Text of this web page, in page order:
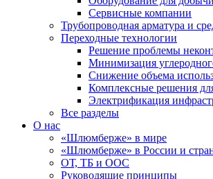
Сервисные компании
Трубопроводная арматура и
Переходные технологии
Решение проблемы
Минимизация
Снижение объема
Комплексные решения
Электрификация
Все разделы
О нас
«Шлюмберже» в мире
«Шлюмберже» в России и
ОТ, ТБ и ООС
Руководящие принципы